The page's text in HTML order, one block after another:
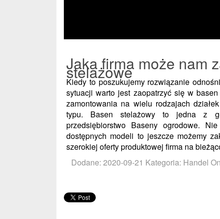
Jaka firma może nam
stelażowe
Kiedy to poszukujemy rozwiązanie
sytuacji warto jest zaopatrzyć się w
zamontowania na wielu rodzajach
typu. Basen stelażowy to jedna z
przedsiębiorstwo Baseny ogrodowe.
dostępnych modeli to jeszcze możemy
szerokiej oferty produktowej firma na
Dodane: 2020-09-21 Kategoria: Handel